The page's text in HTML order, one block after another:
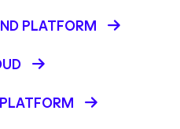
PLATFORM